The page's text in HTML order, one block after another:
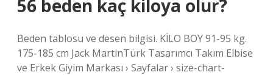
56 beden kaç kiloya olur?
Beden tablosu ve desen bilgisi. KİLO BOY 91-95 kg.
175-185 cm Jack MartinTürk Tasarımcı Takım Elbise
ve Erkek Giyim Markası › Sayfalar › size-chart-